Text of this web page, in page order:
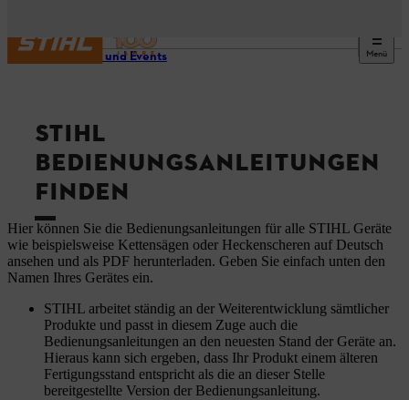
Menü
Service und Events
STIHL
BEDIENUNGSANLEITUNGEN
FINDEN
Hier können Sie die Bedienungsanleitungen für alle STIHL Geräte
wie beispielsweise Kettensägen oder Heckenscheren auf Deutsch
ansehen und als PDF herunterladen. Geben Sie einfach unten den
Namen Ihres Gerätes ein.
STIHL arbeitet ständig an der Weiterentwicklung sämtlicher
Produkte und passt in diesem Zuge auch die
Bedienungsanleitungen an den neuesten Stand der Geräte an.
Hieraus kann sich ergeben, dass Ihr Produkt einem älteren
Fertigungsstand entspricht als die an dieser Stelle
bereitgestellte Version der Bedienungsanleitung.